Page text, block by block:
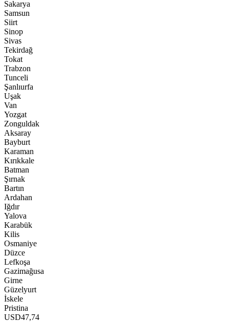
Sakarya
Samsun
Siirt
Sinop
Sivas
Tekirdağ
Tokat
Trabzon
Tunceli
Şanlıurfa
Uşak
Van
Yozgat
Zonguldak
Aksaray
Bayburt
Karaman
Kırıkkale
Batman
Şırnak
Bartın
Ardahan
Iğdır
Yalova
Karabük
Kilis
Osmaniye
Düzce
Lefkoşa
Gazimağusa
Girne
Güzelyurt
İskele
Pristina
USD47,74